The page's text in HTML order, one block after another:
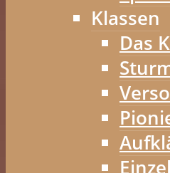
Klassen
Das